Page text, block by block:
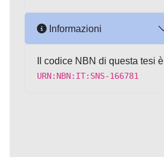
Informazioni
Il codice NBN di questa tesi è
URN:NBN:IT:SNS-166781